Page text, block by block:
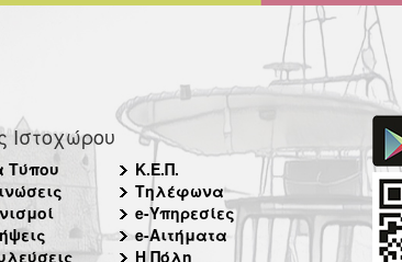
Ιστοχώρου
Τύπου
Κ.Ε.Π.
Τηλέφωνα
e-Υπηρεσίες
e-Αιτήματα
Η Πόλη